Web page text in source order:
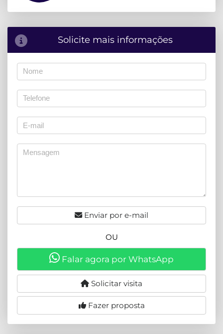
Solicite mais informações
Enviar por e-mail
OU
Falar agora por WhatsApp
Solicitar visita
Fazer proposta